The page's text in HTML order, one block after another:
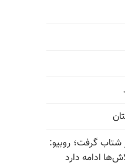
شتاب گرفت؛ روبیو:
ادامه دارد